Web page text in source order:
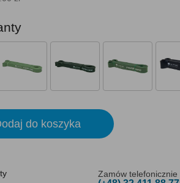
do koszyka
Zamów telefonicznie